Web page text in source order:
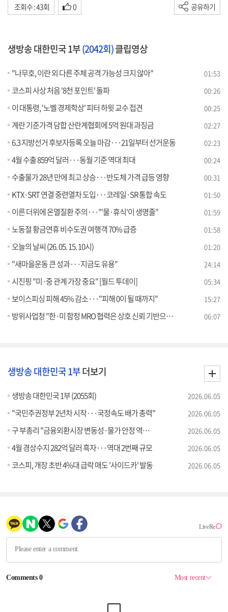
조회수 : 43회 0 공유하기
생방송 대한민국 1부(2042회)클립영상
"나무호, 이란 외 다른 주체 공격 가능성 크지 않아" 01:53
코스피 사상 처음 '8천 포인트' 돌파 00:26
이 대통령, '노벨 경제학상' 피터 하윗 교수 접견 00:25
계란 기준가격 담합 산란계협회에 5억 원대 과징금 02:27
6.3 지방선거 후보자등록 오늘 마감···21일부터 선거운동 02:23
4월 수출 859억 달러···동월 기준 역대 최대 00:24
수출물가 28년 만에 최고 상승···반도체 가격 급등 영향 00:31
KTX·SRT 연결 중련열차 도입···코레일·SR 통합 속도 01:50
이른 더위에 온열질환 주의···"'물·휴식'이 생명줄" 01:59
노동절 황금연휴 비수도권 여행객 70% 급증 01:58
오늘의 날씨 (26. 05. 15. 10시) 01:20
"새마을운동 큰 성과···지금도 유용" 24:14
시진핑 "미·중 관계 가장 중요" [월드 투데이] 05:34
보이스피싱 피해 45% 감소···"피해 0이 될 때까지" 15:27
방위사업청 "한·미 함정 MRO 협력은 상호 신뢰 기반으로 정상 추진 중" [정책 바로보기] 06:07
생방송 대한민국 1부더보기
생방송 대한민국 1부 (2055회) 2026.06.05
"국민주권정부 2년차 시작···국정속도 배가 총력" 2026.06.05
구 부총리 "금융외환시장 변동성·물가 안정 역량 집중" 2026.06.05
4월 경상수지 282억 달러 흑자···역대 2번째 규모 2026.06.05
코스피, 개장 초반 4%대 급락 매도 '사이드카' 발동 2026.06.05